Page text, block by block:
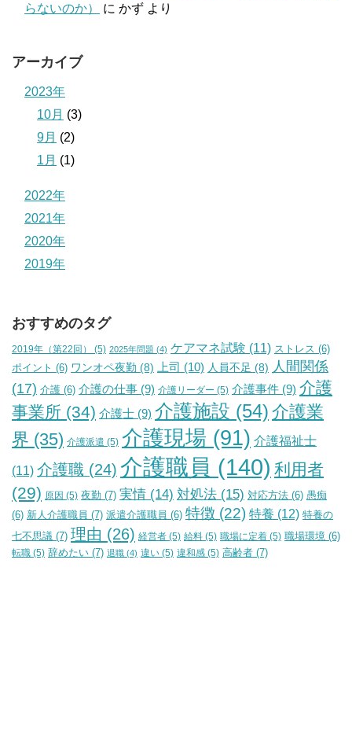
らないのか）
に かず より
アーカイブ
2023年
10月 (3)
9月 (2)
1月 (1)
2022年
2021年
2020年
2019年
おすすめのタグ
2019年（第22回） (5) 2025年問題 (4) ケアマネ試験 (11) ストレス (6)
ポイント (6) ワンオペ夜勤 (8) 上司 (10) 人員不足 (8) 人間関係
(17) 介護 (6) 介護の仕事 (9) 介護リーダー (5) 介護事件 (9) 介護
事業所 (34) 介護士 (9) 介護施設 (54) 介護業
界 (35) 介護派遣 (5) 介護現場 (91) 介護福祉士
(11) 介護職 (24) 介護職員 (140) 利用者
(29) 原因 (5) 夜勤 (7) 実情 (14) 対処法 (15) 対応方法 (6) 愚痴
(6) 新人介護職員 (7) 派遣介護職員 (6) 特徴 (22) 特養 (12) 特養の
七不思議 (7) 理由 (26) 経営者 (5) 給料 (5) 職場に定着 (5) 職場環境 (6)
転職 (5) 辞めたい (7) 退職 (4) 違い (5) 違和感 (5) 高齢者 (7)